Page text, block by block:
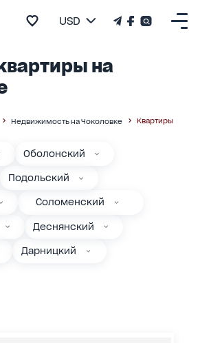
USD
на
Недвижимость на Чоколовке Квартиры
Оболонский
Подольский
Соломенский
Деснянский
Дарницкий